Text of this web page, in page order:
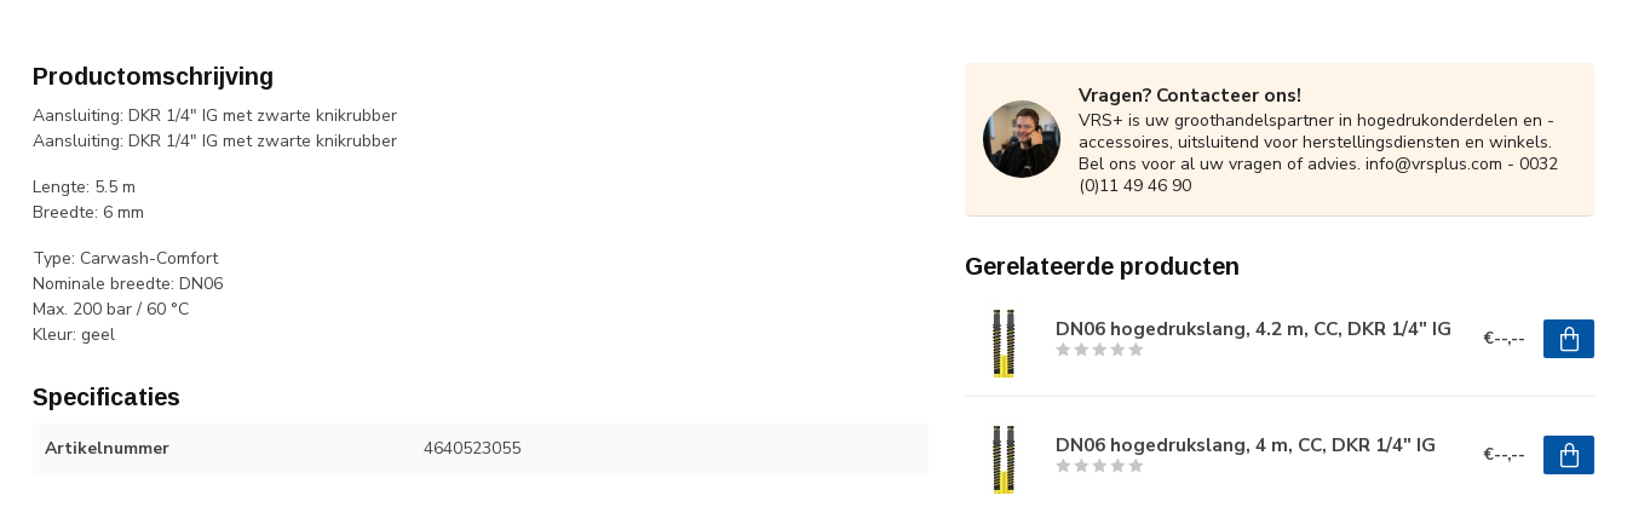
Productomschrijving
Aansluiting: DKR 1/4" IG met zwarte knikrubber
Aansluiting: DKR 1/4" IG met zwarte knikrubber
Lengte: 5.5 m
Breedte: 6 mm
Type: Carwash-Comfort
Nominale breedte: DN06
Max. 200 bar / 60 °C
Kleur: geel
Specificaties
Artikelnummer 4640523055
Vragen? Contacteer ons!
VRS+ is uw groothandelspartner in hogedrukonderdelen en -
accessoires, uitsluitend voor herstellingsdiensten en winkels.
Bel ons voor al uw vragen of advies. info@vrsplus.com - 0032
(0)11 49 46 90
Gerelateerde producten
DN06 hogedrukslang, 4.2 m, CC, DKR 1/4" IG €--,--
DN06 hogedrukslang, 4 m, CC, DKR 1/4" IG €--,--